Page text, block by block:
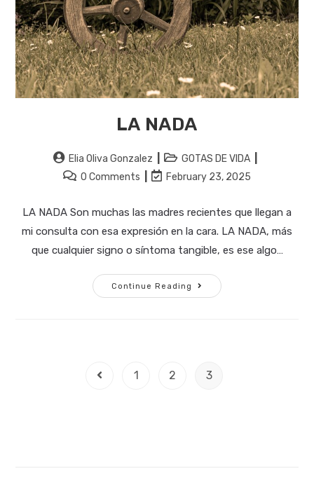
LA NADA
Post
author:
Elia Oliva Gonzalez
Post
category:
GOTAS DE VIDA
Post0 Comments
Post
modified:
February 23, 2025
LA NADA Son muchas las madres recientes que llegan a
mi consulta con esa expresión en la cara. LA NADA, más
que cualquier signo o síntoma tangible, es ese algo…
Continue Reading
LA
NADA
Go to the previous page
1 2 3